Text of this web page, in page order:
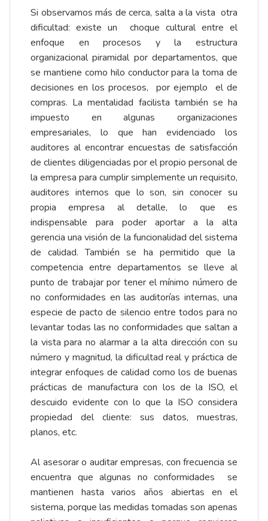
Si observamos más de cerca, salta a la vista otra
dificultad: existe un choque cultural entre el
enfoque en procesos y la estructura
organizacional piramidal por departamentos, que
se mantiene como hilo conductor para la toma de
decisiones en los procesos, por ejemplo el de
compras. La mentalidad facilista también se ha
impuesto en algunas organizaciones
empresariales, lo que han evidenciado los
auditores al encontrar encuestas de satisfacción
de clientes diligenciadas por el propio personal de
la empresa para cumplir simplemente un requisito,
auditores internos que lo son, sin conocer su
propia empresa al detalle, lo que es
indispensable para poder aportar a la alta
gerencia una visión de la funcionalidad del sistema
de calidad. También se ha permitido que la
competencia entre departamentos se lleve al
punto de trabajar por tener el mínimo número de
no conformidades en las auditorías internas, una
especie de pacto de silencio entre todos para no
levantar todas las no conformidades que saltan a
la vista para no alarmar a la alta dirección con su
número y magnitud, la dificultad real y práctica de
integrar enfoques de calidad como los de buenas
prácticas de manufactura con los de la ISO, el
descuido evidente con lo que la ISO considera
propiedad del cliente: sus datos, muestras,
planos, etc.
Al asesorar o auditar empresas, con frecuencia se
encuentra que algunas no conformidades se
mantienen hasta varios años abiertas en el
sistema, porque las medidas tomadas son apenas